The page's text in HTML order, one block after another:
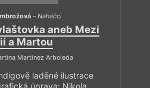
–Naháčci
aneb Mezi
a Martou
Martinez Arboleda
laděné ilustrace
úprava: Nikola